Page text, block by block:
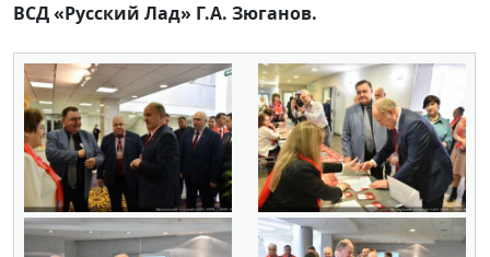
ВСД «Русский Лад» Г.А. Зюганов.